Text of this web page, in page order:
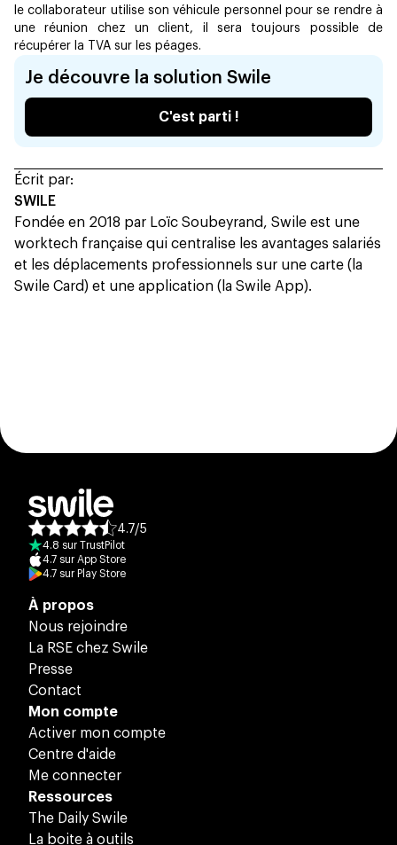
le collaborateur utilise son véhicule personnel pour se rendre à
une réunion chez un client, il sera toujours possible de
récupérer la TVA sur les péages.
Je découvre la solution Swile
C'est parti !
Écrit par:
SWILE
Fondée en 2018 par Loïc Soubeyrand, Swile est une
worktech française qui centralise les avantages salariés
et les déplacements professionnels sur une carte (la
Swile Card) et une application (la Swile App).
Note moyenne des avis :
4.7/5
4.8 sur TrustPilot
4.7 sur App Store
4.7 sur Play Store
À propos
Nous rejoindre
La RSE chez Swile
Presse
Contact
Mon compte
Activer mon compte
Centre d'aide
Me connecter
Ressources
The Daily Swile
La boite à outils